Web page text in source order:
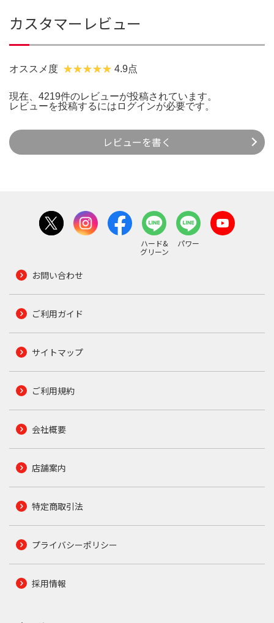
カスタマーレビュー
オススメ度 4.9点
現在、4219件のレビューが投稿されています。
レビューを投稿するには ログインが必要です。
レビューを書く
ハード&
グリーン
パワー
お問い合わせ
ご利用ガイド
サイトマップ
ご利用規約
会社概要
店舗案内
特定商取引法
プライバシーポリシー
採用情報